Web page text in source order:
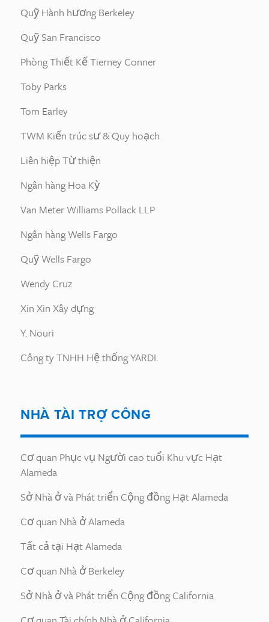
Quỹ Hành hương Berkeley
Quỹ San Francisco
Phòng Thiết Kế Tierney Conner
Toby Parks
Tom Earley
TWM Kiến trúc sư & Quy hoạch
Liên hiệp Từ thiện
Ngân hàng Hoa Kỳ
Van Meter Williams Pollack LLP
Ngân hàng Wells Fargo
Quỹ Wells Fargo
Wendy Cruz
Xin Xin Xây dựng
Y. Nouri
Công ty TNHH Hệ thống YARDI.
NHÀ TÀI TRỢ CÔNG
Cơ quan Phục vụ Người cao tuổi Khu vực Hạt
Alameda
Sở Nhà ở và Phát triển Cộng đồng Hạt Alameda
Cơ quan Nhà ở Alameda
Tất cả tại Hạt Alameda
Cơ quan Nhà ở Berkeley
Sở Nhà ở và Phát triển Cộng đồng California